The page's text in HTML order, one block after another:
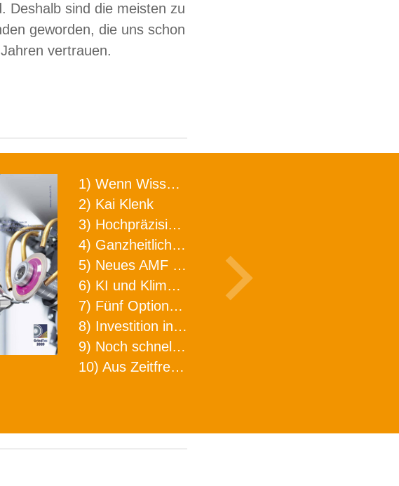
Deshalb sind die meisten zu
geworden, die uns schon
vertrauen.
1) Wenn Wissen geht, kann ARNO WERKZEUGE helfen
2) Kai Klenk
3) Hochpräzision in neuer Dimension
4) Ganzheitlicher Ansatz für mehr Effizienz und Produktivität in der Zerspanung
5) Neues AMF Logistikzentrum feierlich eröffnet
6) KI und Klimaschutz im Schaltanlagenbau
7) Fünf Optionen, wie man Zeitfresser in Effizienz umwandelt
8) Investition in Fellbach mit nachhaltiger Logistik und Lagerfläche
9) Noch schnellere Lieferung
10) Aus Zeitfressern wird Effizienz